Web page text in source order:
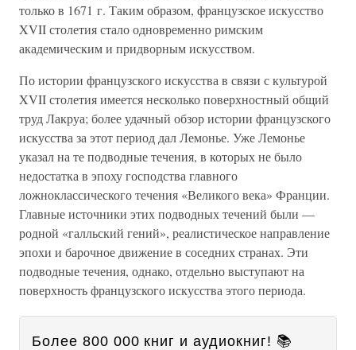
только в 1671 г. Таким образом, французское искусство
XVII столетия стало одновременно римским
академическим и придворным искусством.
По истории французского искусства в связи с культурой
XVII столетия имеется несколько поверхностный общий
труд Лакруа; более удачный обзор истории французского
искусства за этот период дал Лемонье. Уже Лемонье
указал на те подводные течения, в которых не было
недостатка в эпоху господства главного
ложноклассического течения «Великого века» Франции.
Главные источники этих подводных течений были —
родной «галльский гений», реалистическое направление
эпохи и барочное движение в соседних странах. Эти
подводные течения, однако, отдельно выступают на
поверхность французского искусства этого периода.
Более 800 000 книг и аудиокниг! 📚